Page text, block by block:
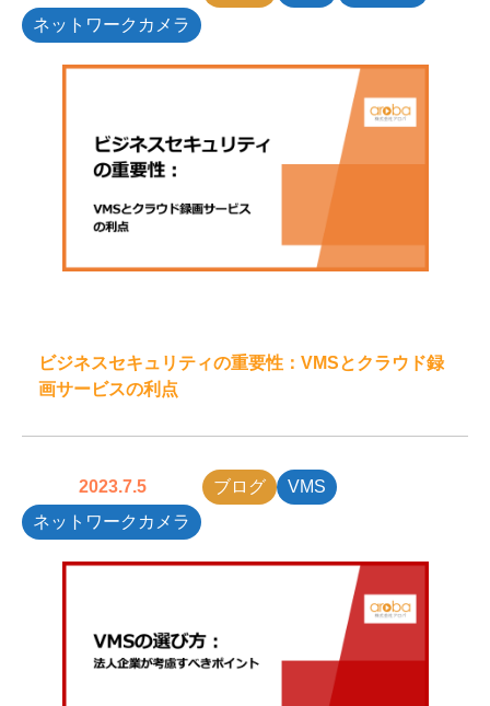
ネットワークカメラ
ビジネスセキュリティの重要性：VMSとクラウド録
画サービスの利点
2023.7.5 ブログ
VMS
ネットワークカメラ